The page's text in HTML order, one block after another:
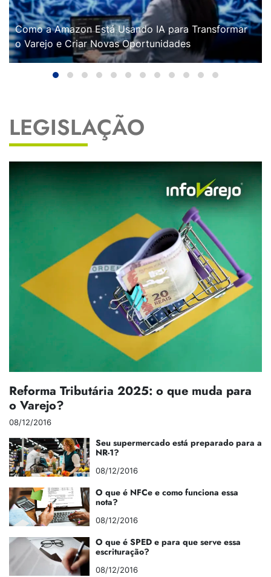
Como a Amazon Está Usando IA para Transformar
o Varejo e Criar Novas Oportunidades
LEGISLAÇÃO
Reforma Tributária 2025: o que muda para
o Varejo?
08/12/2016
Seu supermercado está preparado para a
NR-1?
08/12/2016
O que é NFCe e como funciona essa
nota?
08/12/2016
O que é SPED e para que serve essa
escrituração?
08/12/2016